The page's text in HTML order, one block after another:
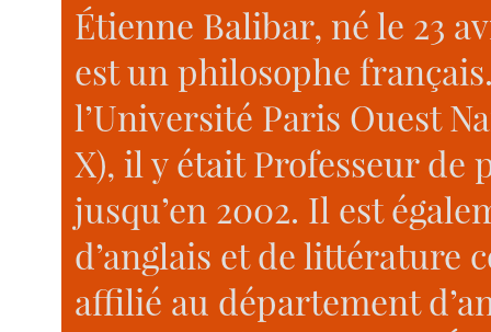
Étienne Balibar, né le 23
est un philosophe
l’Université Paris Ouest
X), il y était Professeur
jusqu’en 2002. Il est
d’anglais et de littérature
affilié au département